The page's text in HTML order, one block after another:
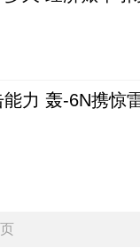
能力 轰-6N携惊